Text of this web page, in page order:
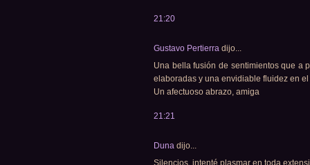
21:20
Gustavo Pertierra dijo...
Una bella fusión de sentimientos que a
elaboradas y una envidiable fluidez en el
Un afectuoso abrazo, amiga
21:21
Duna dijo...
Silencios, intenté plasmar en toda